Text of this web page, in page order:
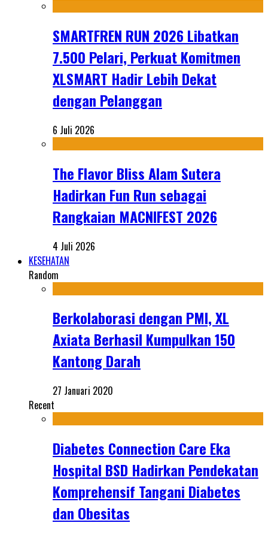
SMARTFREN RUN 2026 Libatkan
7.500 Pelari, Perkuat Komitmen
XLSMART Hadir Lebih Dekat
dengan Pelanggan
6 Juli 2026
The Flavor Bliss Alam Sutera
Hadirkan Fun Run sebagai
Rangkaian MACNIFEST 2026
4 Juli 2026
KESEHATAN
Random
Berkolaborasi dengan PMI, XL
Axiata Berhasil Kumpulkan 150
Kantong Darah
27 Januari 2020
Recent
Diabetes Connection Care Eka
Hospital BSD Hadirkan Pendekatan
Komprehensif Tangani Diabetes
dan Obesitas